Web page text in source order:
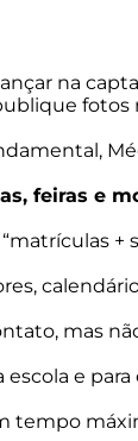
na
feiras e
+
mas
e
tempo